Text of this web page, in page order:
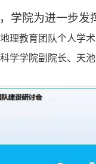
，学院为进一步发
理教育团队个人学
学学院副院长、天